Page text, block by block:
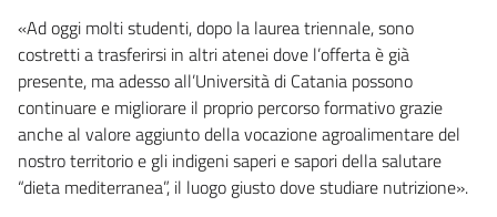
«Ad oggi molti studenti, dopo la laurea triennale, sono
costretti a trasferirsi in altri atenei dove l’offerta è già
presente, ma adesso all’Università di Catania possono
continuare e migliorare il proprio percorso formativo grazie
anche al valore aggiunto della vocazione agroalimentare del
nostro territorio e gli indigeni saperi e sapori della salutare
“dieta mediterranea”, il luogo giusto dove studiare nutrizione».